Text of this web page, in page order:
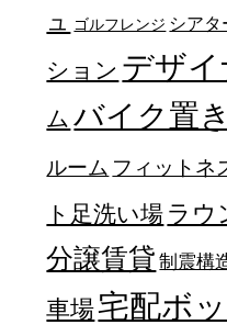
ュ
ゴルフレンジ シアタ
ション デザ
ム バイク置
ルーム フィットネ
ト足洗い場 ラウ
分譲賃貸 制震構
車場宅配ボ